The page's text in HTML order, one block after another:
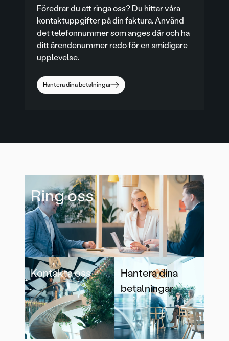
Föredrar du att ringa oss? Du hittar våra
kontaktuppgifter på din faktura. Använd
det telefonnummer som anges där och ha
ditt ärendenummer redo för en smidigare
upplevelse.
Hantera dina betalningar
Ring oss
Kontakta oss
Hantera dina
betalningar